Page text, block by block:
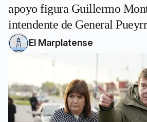
apoyo figura Guillermo
intendente de General
El Marplatense